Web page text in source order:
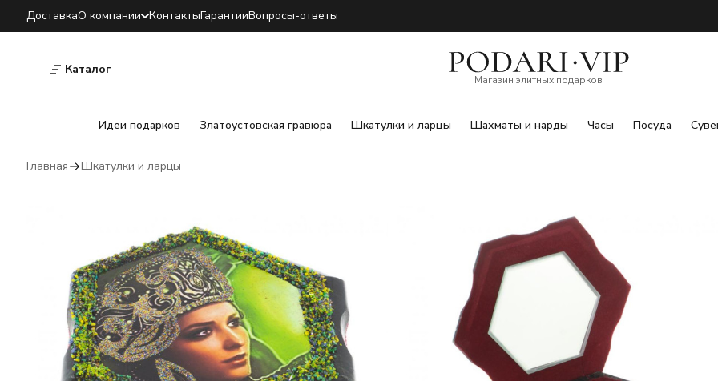
ДоставкаО компании КонтактыГарантииВопросы-ответы
Каталог
Магазин элитных подарков
Идеи подарков Златоустовская гравюра Шкатулки и ларцы Шахматы и нарды Часы Посуда
Главная Шкатулки и ларцы